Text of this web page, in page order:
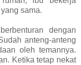
sama.
dengan
anteng-anteng
oleh temannya.
Ketika tetap nekat